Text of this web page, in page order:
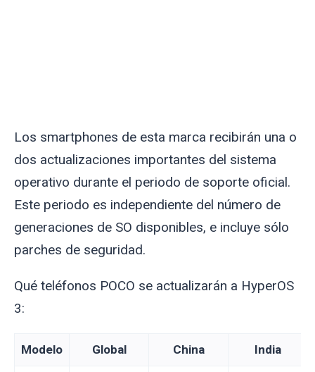
Los smartphones de esta marca recibirán una o
dos actualizaciones importantes del sistema
operativo durante el periodo de soporte oficial.
Este periodo es independiente del número de
generaciones de SO disponibles, e incluye sólo
parches de seguridad.
Qué teléfonos POCO se actualizarán a HyperOS
3:
Modelo Global China India